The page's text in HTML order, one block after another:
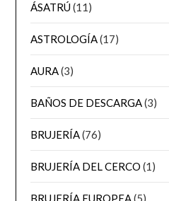
ÁSATRÚ(11)
ASTROLOGÍA(17)
AURA(3)
BAÑOS DE DESCARGA(3)
BRUJERÍA(76)
BRUJERÍA DEL CERCO (1)
BRUJERÍA EUROPEA(5)